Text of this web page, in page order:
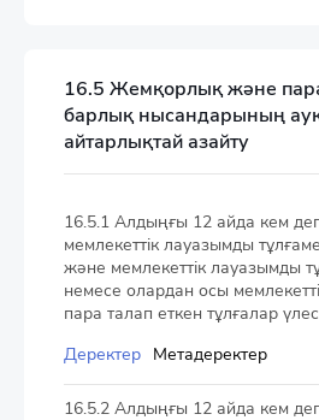
16.5 Жемқорлық және
барлық нысандарының
айтарлықтай азайту
16.5.1 Алдыңғы 12 айда кем
мемлекеттік лауазымды
және мемлекеттік лауазымды
немесе олардан осы
пара талап еткен тұлғалар
Деректер Метадеректер
16.5.2 Алдыңғы 12 айда кем